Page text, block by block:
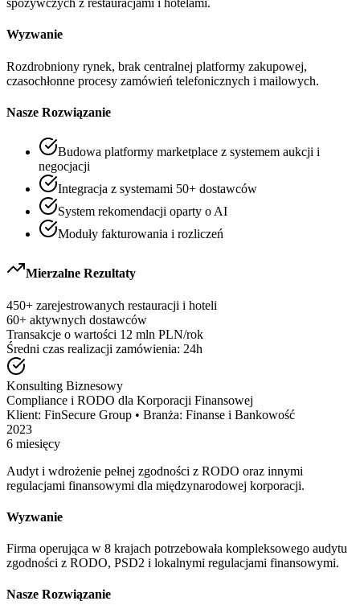
spożywczych z restauracjami i hotelami.
Wyzwanie
Rozdrobniony rynek, brak centralnej platformy zakupowej,
czasochłonne procesy zamówień telefonicznych i mailowych.
Nasze Rozwiązanie
Budowa platformy marketplace z systemem aukcji i
negocjacji
Integracja z systemami 50+ dostawców
System rekomendacji oparty o AI
Moduły fakturowania i rozliczeń
Mierzalne Rezultaty
450+ zarejestrowanych restauracji i hoteli
60+ aktywnych dostawców
Transakcje o wartości 12 mln PLN/rok
Średni czas realizacji zamówienia: 24h
Konsulting Biznesowy
Compliance i RODO dla Korporacji Finansowej
Klient: FinSecure Group • Branża: Finanse i Bankowość
2023
6 miesięcy
Audyt i wdrożenie pełnej zgodności z RODO oraz innymi
regulacjami finansowymi dla międzynarodowej korporacji.
Wyzwanie
Firma operująca w 8 krajach potrzebowała kompleksowego audytu
zgodności z RODO, PSD2 i lokalnymi regulacjami finansowymi.
Nasze Rozwiązanie